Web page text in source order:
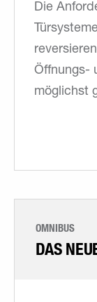
Die
Öffnungs-
möglichst
OMNIBUS
DAS